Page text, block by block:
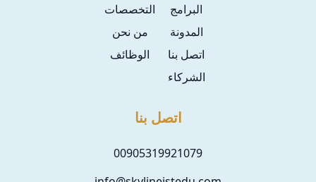
البرامج
التخصصات
المدونة
من نحن
اتصل بنا
الوظائف
الشركاء
اتصل بنا
00905319921079